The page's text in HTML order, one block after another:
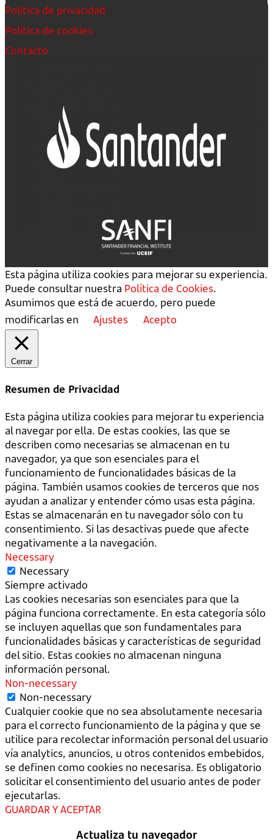
Política de privacidad
Política de cookies
Contacto
Esta página utiliza cookies para mejorar su experiencia.
Puede consultar nuestra Política de Cookies.
Asumimos que está de acuerdo, pero puede
modificarlas en
Ajustes Acepto
Cerrar
Resumen de Privacidad
Esta página utiliza cookies para mejorar tu experiencia
al navegar por ella. De estas cookies, las que se
describen como necesarias se almacenan en tu
navegador, ya que son esenciales para el
funcionamiento de funcionalidades básicas de la
página. También usamos cookies de terceros que nos
ayudan a analizar y entender cómo usas esta página.
Estas se almacenarán en tu navegador sólo con tu
consentimiento. Si las desactivas puede que afecte
negativamente a la navegación.
Necessary
Necessary
Siempre activado
Las cookies necesarias son esenciales para que la
página funciona correctamente. En esta categoría sólo
se incluyen aquellas que son fundamentales para
funcionalidades básicas y características de seguridad
del sitio. Estas cookies no almacenan ninguna
información personal.
Non-necessary
Non-necessary
Cualquier cookie que no sea absolutamente necesaria
para el correcto funcionamiento de la página y que se
utilice para recolectar información personal del usuario
vía analytics, anuncios, u otros contenidos embebidos,
se definen como cookies no necesarisa. Es obligatorio
solicitar el consentimiento del usuario antes de poder
ejecutarlas.
GUARDAR Y ACEPTAR
Actualiza tu navegador